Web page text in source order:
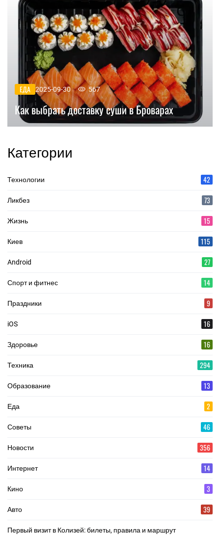
ЕДА 2025-09-30 567
Как выбрать доставку суши в Броварах
Категории
Технологии 42
Ликбез 73
Жизнь 15
Киев 115
Android 27
Спорт и фитнес 14
Праздники 9
iOS 16
Здоровье 16
Техника 294
Образование 13
Еда 2
Советы 46
Новости 356
Интернет 14
Кино 3
Авто 39
Первый визит в Колизей: билеты, правила и маршрут